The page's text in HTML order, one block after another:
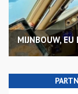
MIJNBOUW,